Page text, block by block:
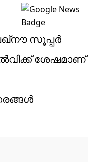
സൂപ്പര്‍
ശേഷമാണ്